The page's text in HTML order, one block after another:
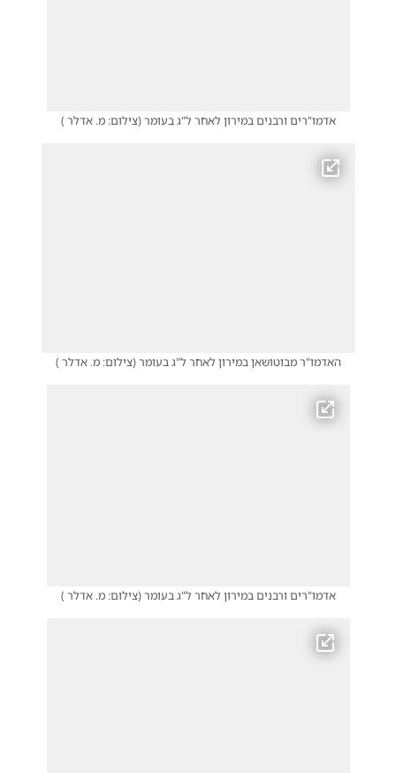
אדמו"רים ורבנים במירון לאחר ל"ג בעומר(צילום: מ. אדלר )
האדמו"ר מבוטושאן במירון לאחר ל"ג בעומר(צילום: מ. אדלר )
אדמו"רים ורבנים במירון לאחר ל"ג בעומר(צילום: מ. אדלר )